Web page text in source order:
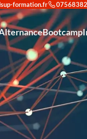
Découvrir Redsup
Intégrer Redsup
: une double
News
en
Bac+2
Bac+3
Européen Expert IT en
Européen – Spécialisé en
Bootcamp